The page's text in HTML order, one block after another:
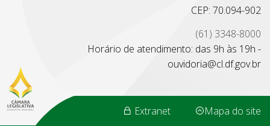
CEP: 70.094-902
(61) 3348-8000
Horário de atendimento: das 9h às 19h -
ouvidoria@cl.df.gov.br
Extranet Mapa do site